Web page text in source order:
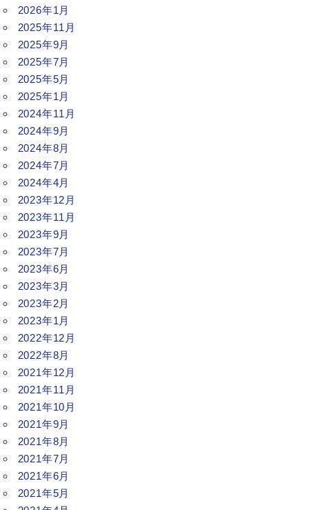
2026年1月
2025年11月
2025年9月
2025年7月
2025年5月
2025年1月
2024年11月
2024年9月
2024年8月
2024年7月
2024年4月
2023年12月
2023年11月
2023年9月
2023年7月
2023年6月
2023年3月
2023年2月
2023年1月
2022年12月
2022年8月
2021年12月
2021年11月
2021年10月
2021年9月
2021年8月
2021年7月
2021年6月
2021年5月